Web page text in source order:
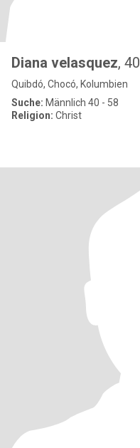
Diana velasquez, 40
Quibdó, Chocó, Kolumbien
Suche: Männlich 40 - 58
Religion: Christ